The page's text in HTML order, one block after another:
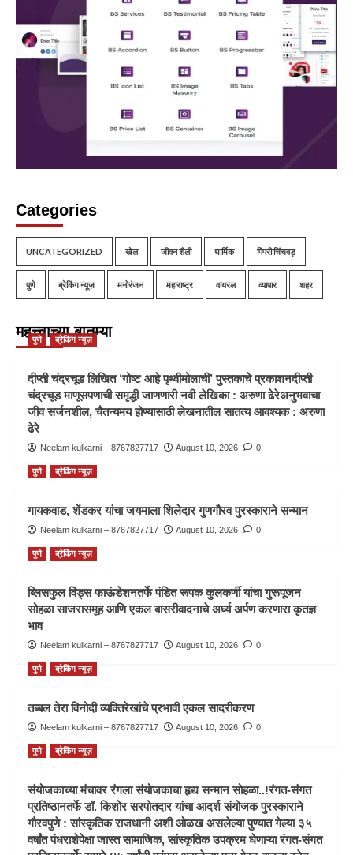
Categories
UNCATEGORIZED खेल जीवन शैली धार्मिक पिंपरी चिंचवड़
पुणे ब्रेकिंग न्यूज़ मनोरंजन महाराष्ट्र वायरल व्यापार शहर
महत्त्वाच्या बातम्या
पुणे ब्रेकिंग न्यूज़
दीप्ती चंद्रचूड लिखित ‘गोष्ट आहे पृथ्वीमोलाची’ पुस्तकाचे प्रकाशनदीप्ती
चंद्रचूड माणूसपणाची समृद्धी जाणणारी नवी लेखिका : अरुणा ढेरेअनुभवाचा
जीव सर्जनशील, चैतन्यमय होण्यासाठी लेखनातील सातत्य आवश्यक : अरुणा
ढेरे
Neelam kulkarni – 8767827717 August 10, 2026 0
पुणे ब्रेकिंग न्यूज़
गायकवाड, शेंडकर यांचा जयमाला शिलेदार गुणगौरव पुरस्काराने सन्मान
Neelam kulkarni – 8767827717 August 10, 2026 0
पुणे ब्रेकिंग न्यूज़
ब्लिसफुल विंड्स फाऊंडेशनतर्फे पंडित रूपक कुलकर्णी यांचा गुरूपूजन
सोहळा साजरासमूह आणि एकल बासरीवादनाचे अर्घ्य अर्पण करणारा कृतज्ञ
भाव
Neelam kulkarni – 8767827717 August 10, 2026 0
पुणे ब्रेकिंग न्यूज़
तब्बल तेरा विनोदी व्यक्तिरेखांचे प्रभावी एकल सादरीकरण
Neelam kulkarni – 8767827717 August 10, 2026 0
पुणे ब्रेकिंग न्यूज़
संयोजकाच्या मंचावर रंगला संयोजकाचा हृद्य सन्मान सोहळा..!रंगत-संगत
प्रतिष्ठानतर्फे डॉ. किशोर सरपोतदार यांचा आदर्श संयोजक पुरस्काराने
गौरवपुणे : सांस्कृतिक राजधानी अशी ओळख असलेल्या पुण्यात गेल्या ३५
वर्षांत पंधराशेपेक्षा जास्त सामाजिक, सांस्कृतिक उपक्रम घेणाऱ्या रंगत-संगत